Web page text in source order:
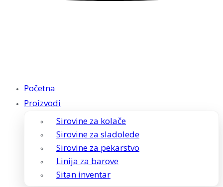
Početna
Proizvodi
Sirovine za kolače
Sirovine za sladolede
Sirovine za pekarstvo
Linija za barove
Sitan inventar